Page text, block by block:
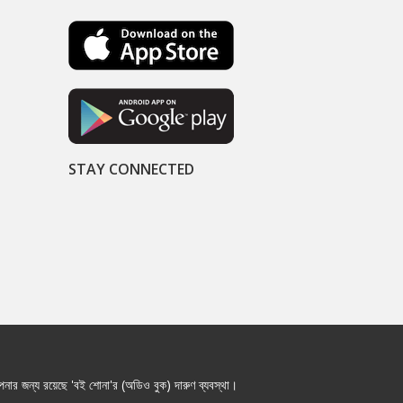
STAY CONNECTED
জন্য রয়েছে 'বই শোনা'র (অডিও বুক) দারুণ ব্যবস্থা।